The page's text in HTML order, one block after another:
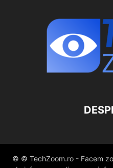
© © TechZoom.ro - Facem